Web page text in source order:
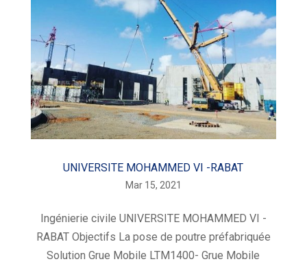
UNIVERSITE MOHAMMED VI -RABAT
Mar 15, 2021
Ingénierie civile UNIVERSITE MOHAMMED VI -
RABAT Objectifs La pose de poutre préfabriquée
Solution Grue Mobile LTM1400- Grue Mobile